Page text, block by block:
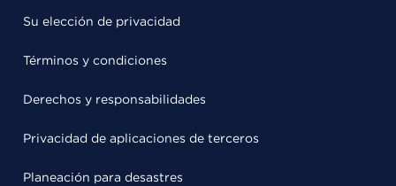
Su elección de privacidad
Términos y condiciones
Derechos y responsabilidades
Privacidad de aplicaciones de terceros
Planeación para desastres